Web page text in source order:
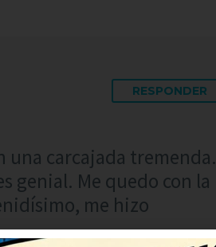
RESPONDER
una carcajada tremenda.
genial. Me quedo con la
me hizo